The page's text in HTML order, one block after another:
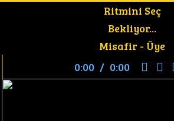
Ritmini Seç
Bekliyor...
Misafir - Üye
0:00 / 0:00